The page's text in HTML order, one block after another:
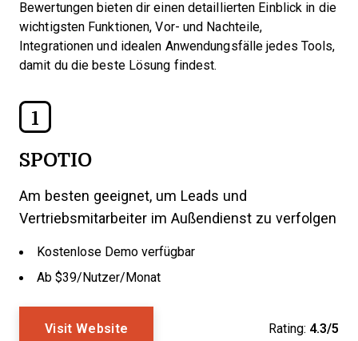
Bewertungen bieten dir einen detaillierten Einblick in die
wichtigsten Funktionen, Vor- und Nachteile,
Integrationen und idealen Anwendungsfälle jedes Tools,
damit du die beste Lösung findest.
1
SPOTIO
Am besten geeignet, um Leads und
Vertriebsmitarbeiter im Außendienst zu verfolgen
Kostenlose Demo verfügbar
Ab $39/Nutzer/Monat
Visit Website Rating: 4.3/5